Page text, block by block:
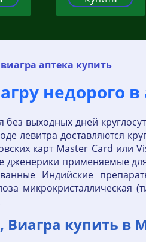
аптека купить
недорого в
без выходных дней
левитра доставляются
карт Master Card
дженерики применяемые
Индийские
микрокристаллическая
Виагра купить в